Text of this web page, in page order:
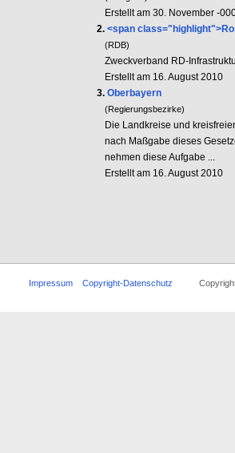
Erstellt am 30. November -
2.<span
(RDB)
Zweckverband RD-
Erstellt am 16. August 2010
3.Oberbayern
(Regierungsbezirke)
Die Landkreise und
nach Maßgabe dieses
nehmen diese Aufgabe ...
Erstellt am 16. August 2010
Impressum Copyright-Datenschutz Copyright